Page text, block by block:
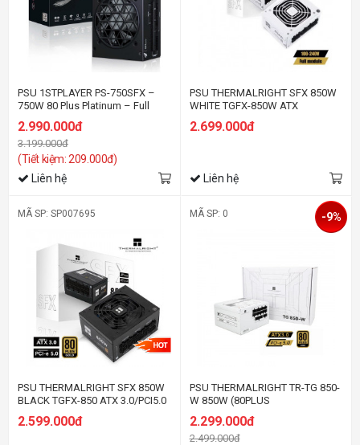
PSU 1STPLAYER PS-750SFX –
750W 80 Plus Platinum – Full
2.990.000đ
3.199.000đ
(Tiết kiệm: 209.000đ)
Liên hệ
PSU THERMALRIGHT SFX 850W
WHITE TGFX-850W ATX
2.699.000đ
Liên hệ
MÃ SP: SP007695
PSU THERMALRIGHT SFX 850W
BLACK TGFX-850 ATX 3.0/PCI5.0
- Gold
2.599.000đ
MÃ SP: 0
PSU THERMALRIGHT TR-TG 850-
W 850W (80PLUS
GOLD/ATX3.0/FULL
MODULAR/MÀU TRẮNG)
2.299.000đ
2.499.000đ
-9%